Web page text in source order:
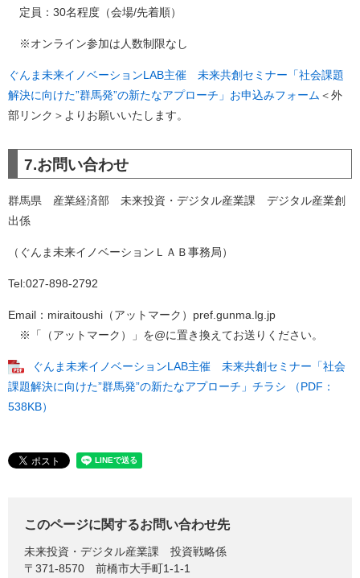
定員：30名程度（会場/先着順）
※オンライン参加は人数制限なし
ぐんま未来イノベーションLAB主催 未来共創セミナー「社会課題
解決に向けた”群馬発”の新たなアプローチ」お申込みフォーム ＜外
部リンク＞ よりお願いいたします。
7.お問い合わせ
群馬県 産業経済部 未来投資・デジタル産業課 デジタル産業創
出係
（ぐんま未来イノベーションＬＡＢ事務局）
Tel:027-898-2792
Email：miraitoushi（アットマーク）pref.gunma.lg.jp
※「（アットマーク）」を@に置き換えてお送りください。
ぐんま未来イノベーションLAB主催 未来共創セミナー「社会
課題解決に向けた”群馬発”の新たなアプローチ」チラシ （PDF：
538KB）
このページに関するお問い合わせ先
未来投資・デジタル産業課
投資戦略係
〒371-8570
前橋市大手町1-1-1